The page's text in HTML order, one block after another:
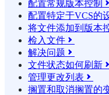
配置常规版本控制 
配置特定于VCS的
将文件添加到版本
检入文件 
解决问题 
文件状态如何刷新 
管理更改列表 
搁置和取消搁置的